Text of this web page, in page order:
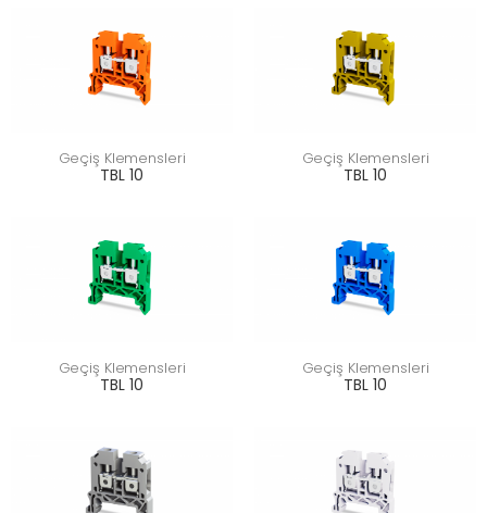
Geçiş Klemensleri
TBL 10
Geçiş Klemensleri
TBL 10
Geçiş Klemensleri
TBL 10
Geçiş Klemensleri
TBL 10